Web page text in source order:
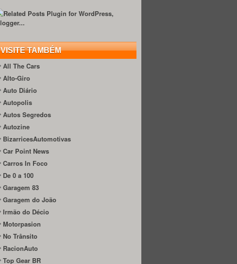
VISITE TAMBÉM
All The Cars
Alto-Giro
Auto Diário
Autopolis
Autos Segredos
Autozine
BizarricesAutomotivas
Car Point News
Carros In Foco
De 0 a 100
Garagem 83
Garagem do João
Irmão do Décio
Motorpasion
No Trânsito
RacionAuto
Top Gear BR